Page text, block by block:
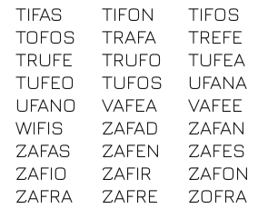
TIFAS
TIFON TIFOS
TOFOS
TRAFA TREFE
TRUFE
TRUFO TUFEA
TUFEO
TUFOS UFANA
UFANO
VAFEA VAFEE
WIFIS
ZAFAD ZAFAN
ZAFAS
ZAFEN ZAFES
ZAFIO
ZAFIR ZAFON
ZAFRA
ZAFRE ZOFRA